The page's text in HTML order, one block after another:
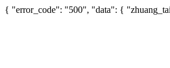
{ "error_code": "500", "data": {